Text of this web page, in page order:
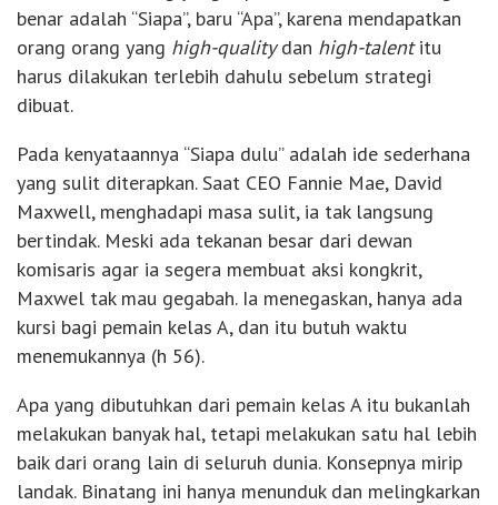
benar adalah “Siapa”, baru “Apa”, karena mendapatkan
orang orang yang high-qualitydan high-talentitu
harus dilakukan terlebih dahulu sebelum strategi
dibuat.
Pada kenyataannya “Siapa dulu” adalah ide sederhana
yang sulit diterapkan. Saat CEO Fannie Mae, David
Maxwell, menghadapi masa sulit, ia tak langsung
bertindak. Meski ada tekanan besar dari dewan
komisaris agar ia segera membuat aksi kongkrit,
Maxwel tak mau gegabah. Ia menegaskan, hanya ada
kursi bagi pemain kelas A, dan itu butuh waktu
menemukannya (h 56).
Apa yang dibutuhkan dari pemain kelas A itu bukanlah
melakukan banyak hal, tetapi melakukan satu hal lebih
baik dari orang lain di seluruh dunia. Konsepnya mirip
landak. Binatang ini hanya menunduk dan melingkarkan